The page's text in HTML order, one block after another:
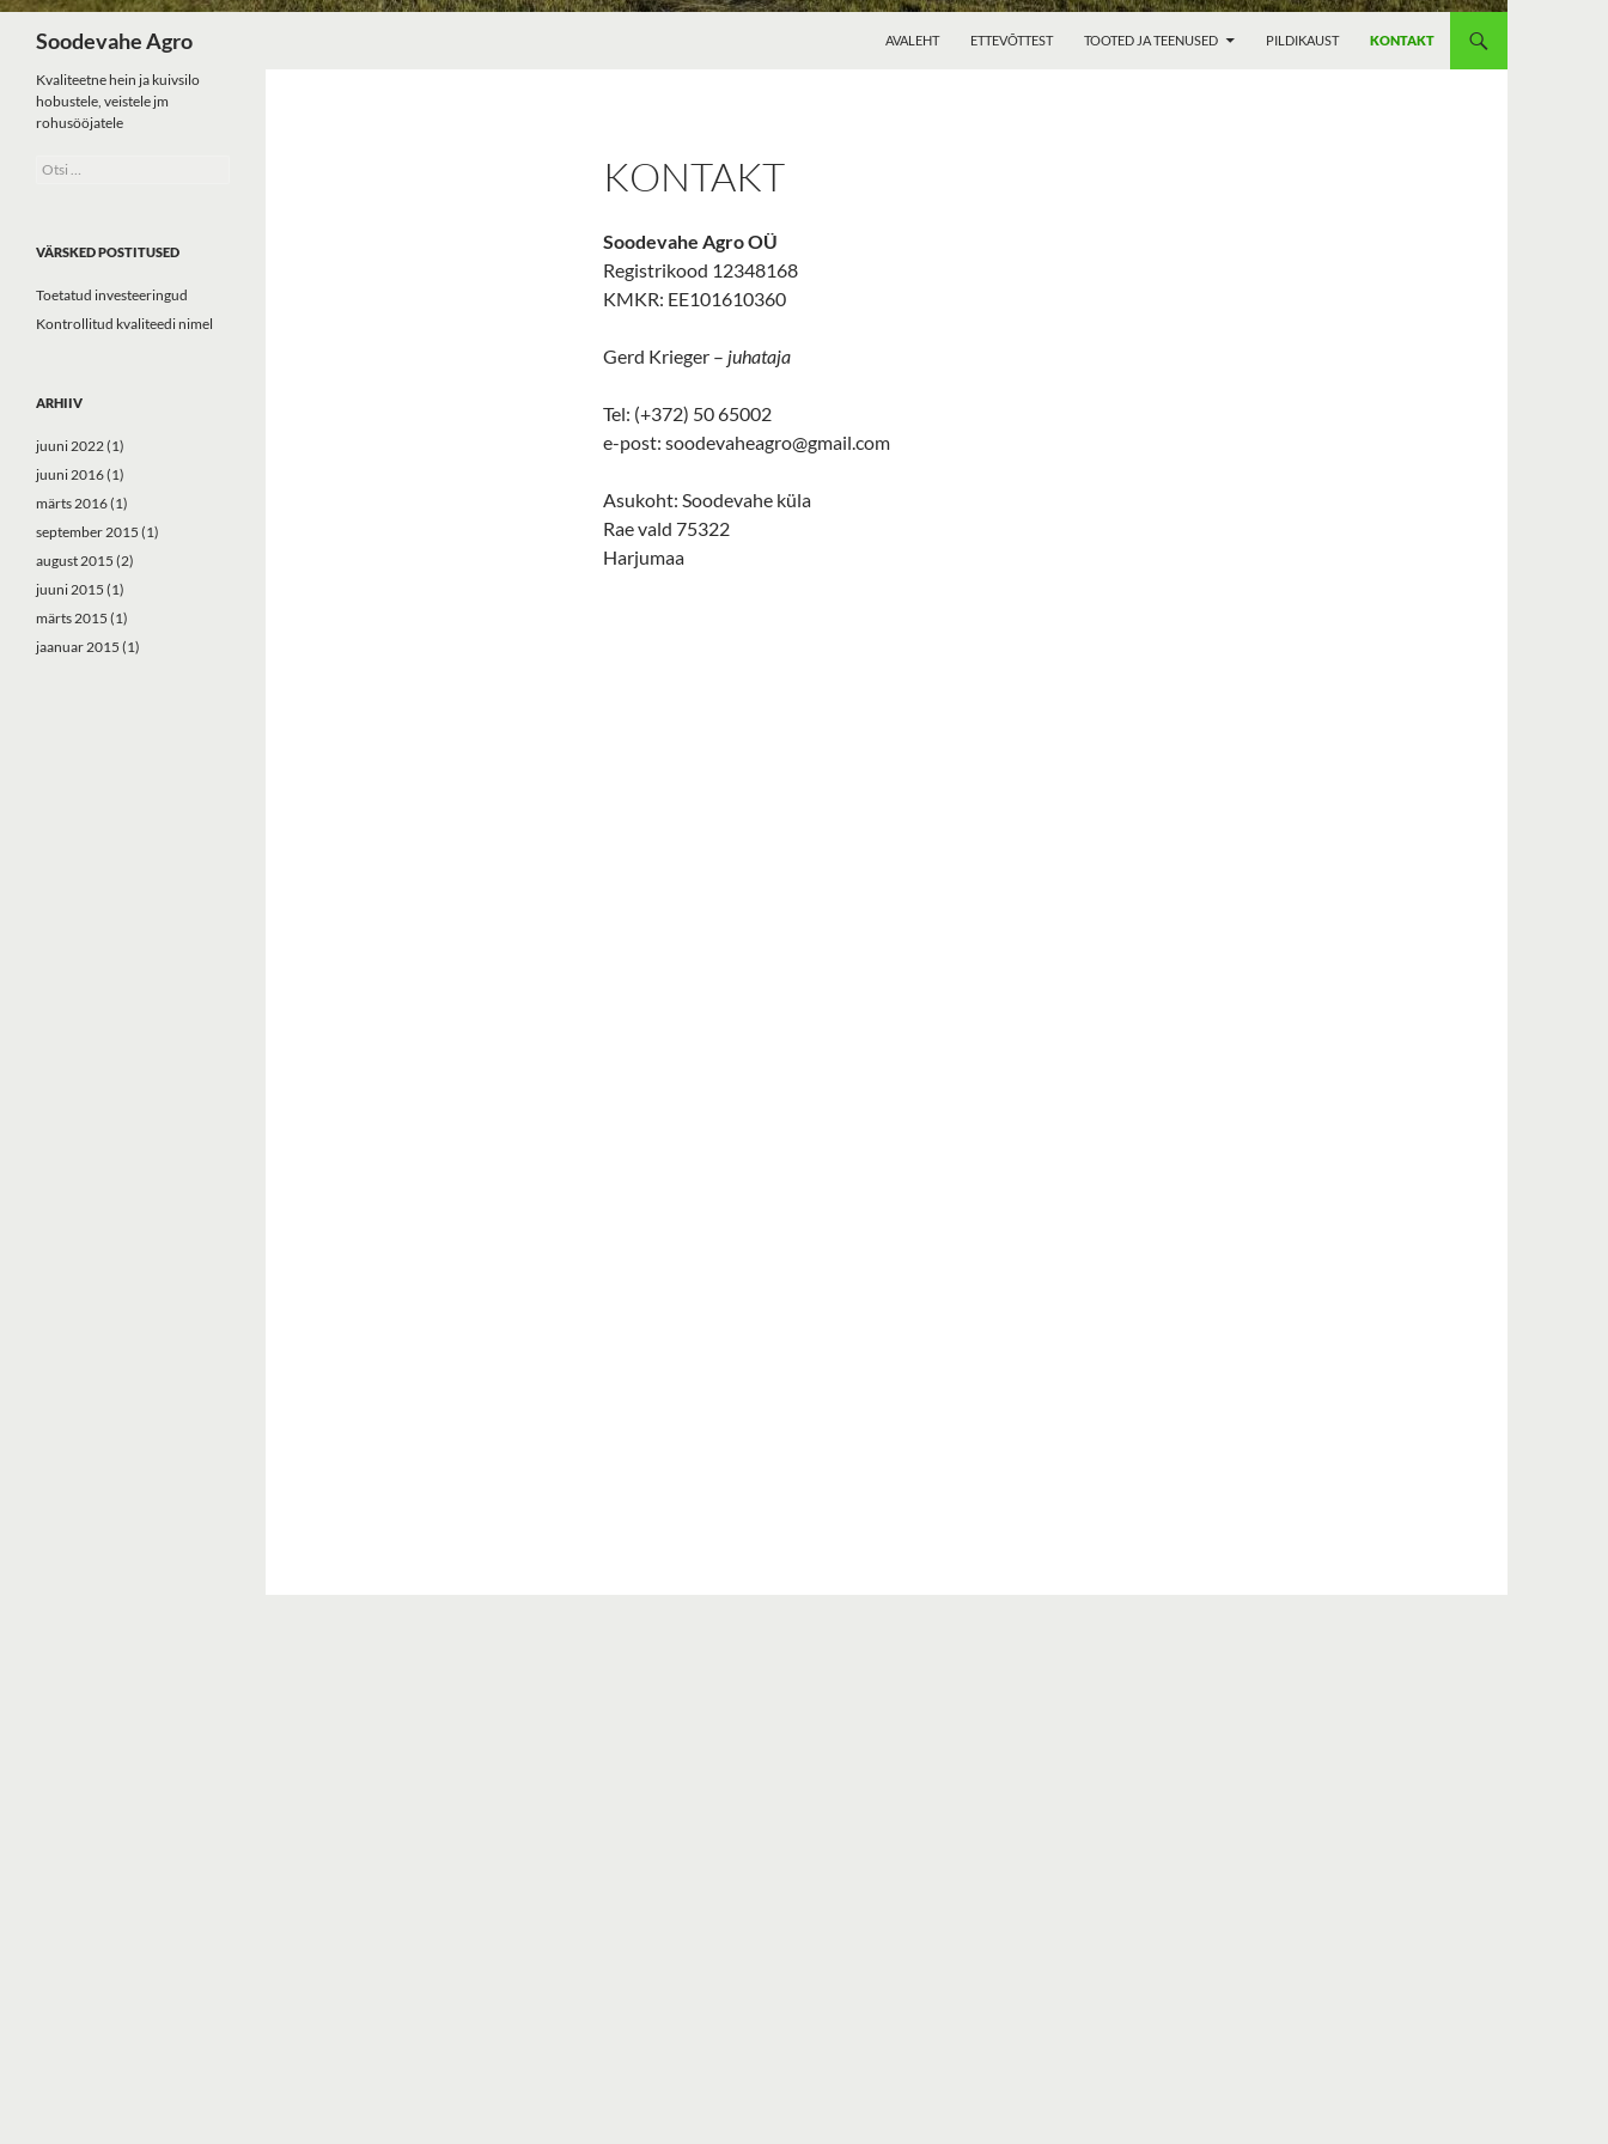
Soodevahe Agro AVALEHT ETTEVÕTTEST TOOTED JA TEENUSED PILDIKAUST KONTAKT
KONTAKT
Soodevahe Agro OÜ
Registrikood 12348168
KMKR: EE101610360
Gerd Krieger – juhataja
Tel: (+372) 50 65002
e-post: soodevaheagro@gmail.com
Asukoht: Soodevahe küla
Rae vald 75322
Harjumaa
Kvaliteetne hein ja kuivsilo
hobustele, veistele jm
rohusööjatele
Otsi:
VÄRSKED POSTITUSED
Toetatud investeeringud
Kontrollitud kvaliteedi nimel
ARHIIV
juuni 2022(1)
juuni 2016(1)
märts 2016(1)
september 2015 (1)
august 2015 (2)
juuni 2015 (1)
märts 2015 (1)
jaanuar 2015 (1)